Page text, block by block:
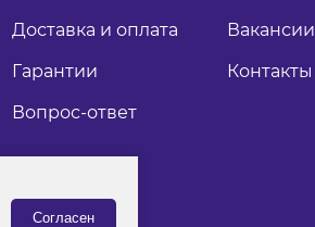
Доставка и оплата
Гарантии
Вопрос-ответ
Вакансии
Контакты
Согласен